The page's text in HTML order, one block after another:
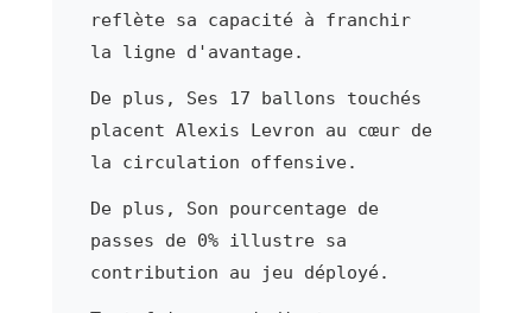
reflète sa capacité à franchir
la ligne d'avantage.
De plus, Ses 17 ballons touchés
placent Alexis Levron au cœur de
la circulation offensive.
De plus, Son pourcentage de
passes de 0% illustre sa
contribution au jeu déployé.